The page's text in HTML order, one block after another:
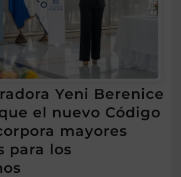
Yeni Berenice
el nuevo Código
mayores
para los